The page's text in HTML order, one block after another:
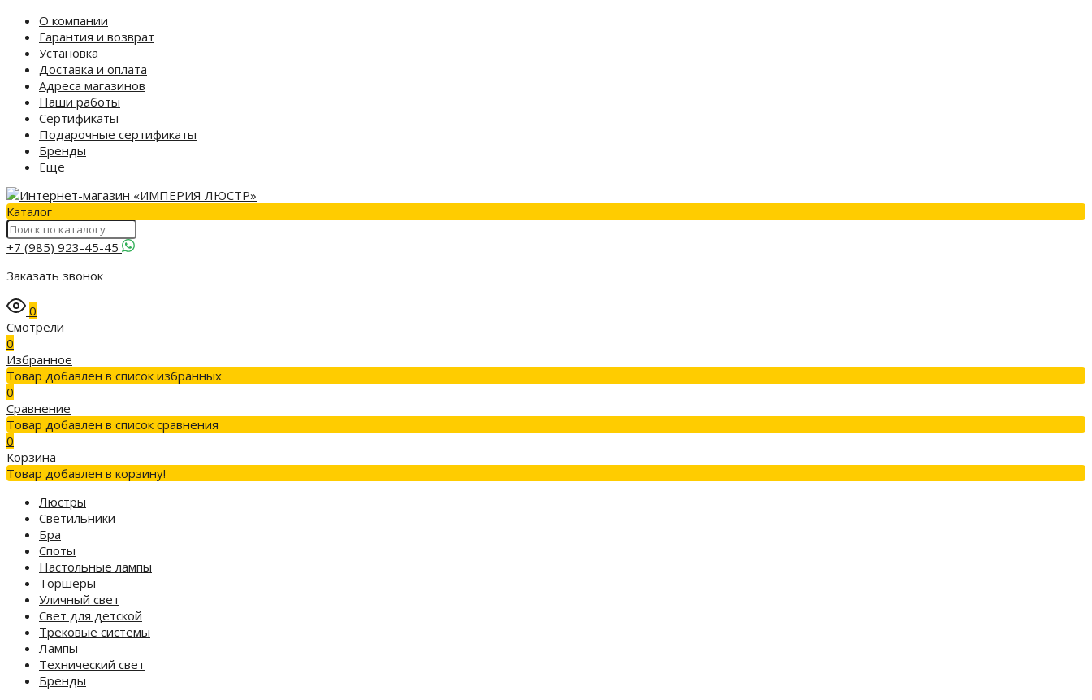
О компании
Гарантия и возврат
Установка
Доставка и оплата
Адреса магазинов
Наши работы
Сертификаты
Подарочные сертификаты
Бренды
Еще
Каталог
+7 (985) 923-45-45
Заказать звонок
0
Смотрели
0
Избранное
Товар добавлен в список избранных
0
Сравнение
Товар добавлен в список сравнения
0
Корзина
Товар добавлен в корзину!
Люстры
Светильники
Бра
Споты
Настольные лампы
Торшеры
Уличный свет
Свет для детской
Трековые системы
Лампы
Технический свет
Бренды